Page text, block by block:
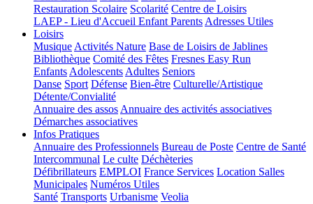
Restauration Scolaire Scolarité Centre de Loisirs
LAEP - Lieu d'Accueil Enfant ParentsAdresses Utiles
Loisirs
MusiqueActivités Nature Base de Loisirs de Jablines
Bibliothèque Comité des Fêtes Fresnes Easy Run
EnfantsAdolescentsAdultes Seniors
Danse Sport Défense Bien-être Culturelle/Artistique
Détente/Convialité
Annuaire des assosAnnuaire des activités associatives
Démarches associatives
Infos Pratiques
Annuaire des Professionnels Bureau de Poste Centre de Santé
Intercommunal Le culte Déchèteries
Défibrillateurs EMPLOI France Services Location Salles
Municipales Numéros Utiles
Santé Transports Urbanisme Veolia